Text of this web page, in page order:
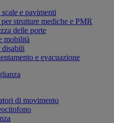
e pavimenti
strutture mediche e PMR
delle porte
mobilità
disabili
e evacuazione
di movimento